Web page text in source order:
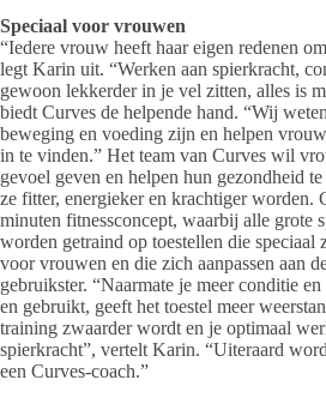
Speciaal voor vrouwen
“Iedere vrouw heeft haar eigen redenen
legt Karin uit. “Werken aan spierkracht,
gewoon lekkerder in je vel zitten, alles is
biedt Curves de helpende hand. “Wij
beweging en voeding zijn en helpen
in te vinden.” Het team van Curves wil
gevoel geven en helpen hun gezondheid
ze fitter, energieker en krachtiger worden.
minuten fitnessconcept, waarbij alle grote
worden getraind op toestellen die
voor vrouwen en die zich aanpassen aan
gebruikster. “Naarmate je meer conditie
en gebruikt, geeft het toestel meer
training zwaarder wordt en je optimaal
spierkracht”, vertelt Karin. “Uiteraard
een Curves-coach.”